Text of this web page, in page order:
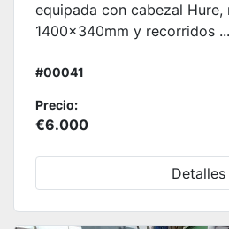
equipada con cabezal Hure,
1400x340mm y recorridos ...
#00041
Precio:
€6.000
Detalles